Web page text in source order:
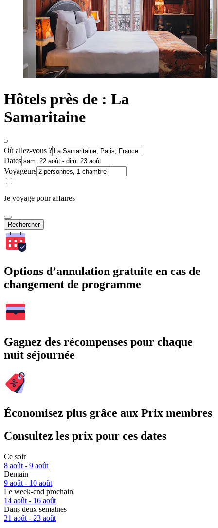
Hôtels près de : La
Samaritaine
Où allez-vous ?
Dates
Voyageurs
Je voyage pour affaires
Rechercher
Options d’annulation gratuite en cas de
changement de programme
Gagnez des récompenses pour chaque
nuit séjournée
Économisez plus grâce aux Prix membres
Consultez les prix pour ces dates
Ce soir
8 août - 9 août
Demain
9 août - 10 août
Le week-end prochain
14 août - 16 août
Dans deux semaines
21 août - 23 août